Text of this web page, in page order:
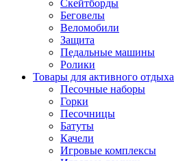
Скейтборды
Беговелы
Веломобили
Защита
Педальные машины
Ролики
Товары для активного отдыха
Песочные наборы
Горки
Песочницы
Батуты
Качели
Игровые комплексы